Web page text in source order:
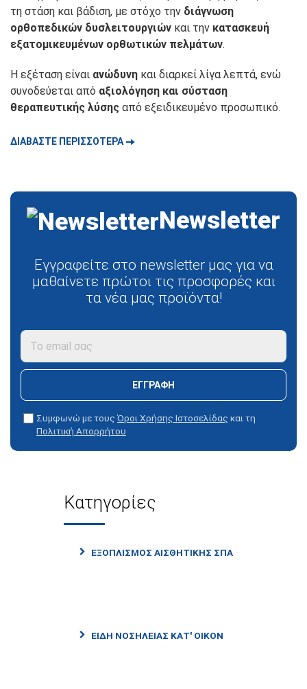
τη στάση και βάδιση, με στόχο την διάγνωση
ορθοπεδικών δυσλειτουργιών και την κατασκευή
εξατομικευμένων ορθωτικών πελμάτων.
Η εξέταση είναι ανώδυνη και διαρκεί λίγα λεπτά, ενώ
συνοδεύεται από αξιολόγηση και σύσταση
θεραπευτικής λύσης από εξειδικευμένο προσωπικό.
ΔΙΑΒΑΣΤΕ ΠΕΡΙΣΣΟΤΕΡΑ🠆
Newsletter
Εγγραφείτε στο newsletter μας για να
μαθαίνετε πρώτοι τις προσφορές και
τα νέα μας προϊόντα!
ΕΓΓΡΑΦΗ
Συμφωνώ με τους Όροι Χρήσης Ιστοσελίδας και τη
Πολιτική Απορρήτου
Κατηγορίες
ΕΞΟΠΛΙΣΜΟΣ ΑΙΣΘΗΤΙΚΗΣ ΣΠΑ
ΕΙΔΗ ΝΟΣΗΛΕΙΑΣ ΚΑΤ' ΟΙΚΟΝ